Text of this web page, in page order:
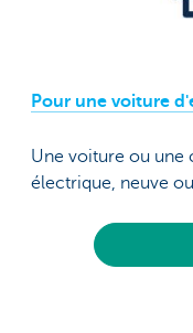
Pour une voiture
Une voiture ou une
électrique, neuve